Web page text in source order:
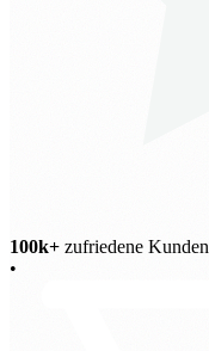
100k+ zufriedene Kunden
•